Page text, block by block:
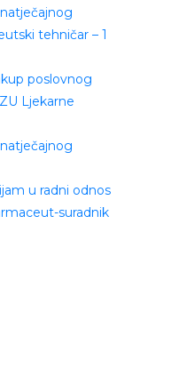
tehničar – 1
poslovnog
Ljekarne
u radni odnos
suradnik